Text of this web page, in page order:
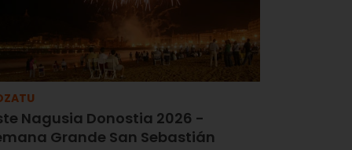
Nagusia Donostia 2026 -
Grande San Sebastián